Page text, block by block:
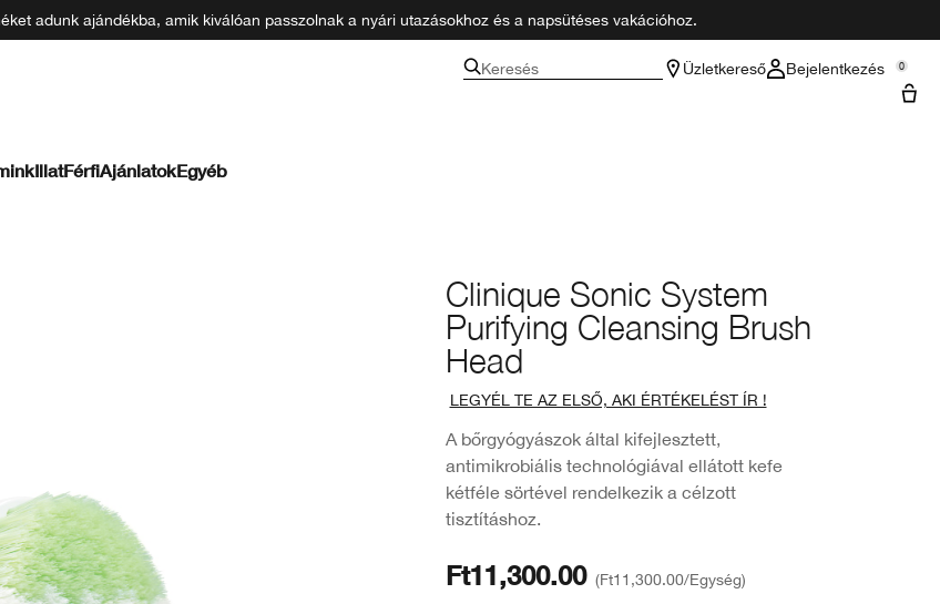
adunk ajándékba, amik kiválóan passzolnak a nyári utazásokhoz és a napsütéses vakációhoz.
Keresés Üzletkereső Bejelentkezés 0
IllatFérfiAjánlatokEgyéb
Clinique Sonic System
Purifying Cleansing Brush
Head
LEGYÉL TE AZ ELSŐ, AKI ÉRTÉKELÉST ÍR !
A bőrgyógyászok által kifejlesztett,
antimikrobiális technológiával ellátott kefe
kétféle sörtével rendelkezik a célzott
tisztításhoz.
Ft11,300.00 Ft11,300.00/Egység